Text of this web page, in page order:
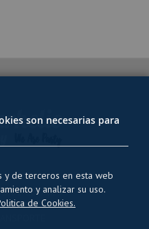
DE COOKIES
son necesarias para
y de terceros en esta web
y analizar su uso.
de Cookies.